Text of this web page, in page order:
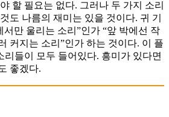
할 필요는 없다. 그러나 두 가지 소리
도 나름의 재미는 있을 것이다. 귀 기
서만 울리는 소리”인가 “앞 박에선 작
커지는 소리”인가 하는 것이다. 이 플
리들이 모두 들어있다. 흥미가 있다면
좋겠다.